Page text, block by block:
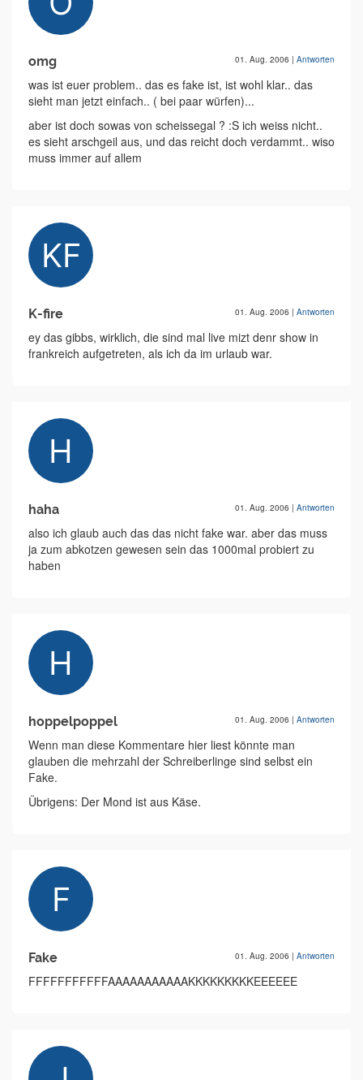
omg 01. Aug. 2006 | Antworten
was ist euer problem.. das es fake ist, ist wohl klar.. das
sieht man jetzt einfach.. ( bei paar würfen)...
aber ist doch sowas von scheissegal ? :S ich weiss nicht..
es sieht arschgeil aus, und das reicht doch verdammt.. wiso
muss immer auf allem
K-fire 01. Aug. 2006 | Antworten
ey das gibbs, wirklich, die sind mal live mizt denr show in
frankreich aufgetreten, als ich da im urlaub war.
haha 01. Aug. 2006 | Antworten
also ich glaub auch das das nicht fake war. aber das muss
ja zum abkotzen gewesen sein das 1000mal probiert zu
haben
hoppelpoppel 01. Aug. 2006 | Antworten
Wenn man diese Kommentare hier liest könnte man
glauben die mehrzahl der Schreiberlinge sind selbst ein
Fake.
Übrigens: Der Mond ist aus Käse.
Fake 01. Aug. 2006 | Antworten
FFFFFFFFFFFAAAAAAAAAAAKKKKKKKKKEEEEEE